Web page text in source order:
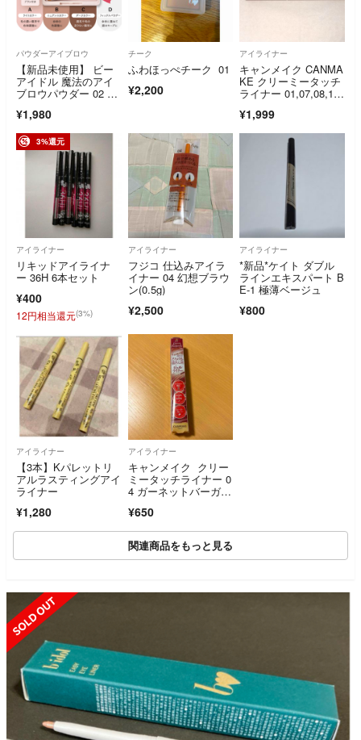
パウダーアイブロウ
【新品未使用】 ビー
アイドル 魔法のアイ
ブロウパウダー 02 ピ
¥1,980
チーク
ふわほっぺチーク 01
¥2,200
アイライナー
キャンメイク CANMA
KE クリーミータッチ
ライナー 01,07,08,1
¥1,999
3%還元
アイライナー
リキッドアイライナ
ー 36H 6本セット
¥400
12円相当還元(3%)
アイライナー
フジコ 仕込みアイラ
イナー 04 幻想ブラウ
ン(0.5g)
¥2,500
アイライナー
*新品*ケイト ダブル
ラインエキスパート B
E-1 極薄ベージュ
¥800
アイライナー
【3本】Kパレットリ
アルラスティングアイ
ライナー
¥1,280
アイライナー
キャンメイク クリー
ミータッチライナー 0
4 ガーネットバーガン
¥650
関連商品をもっと見る